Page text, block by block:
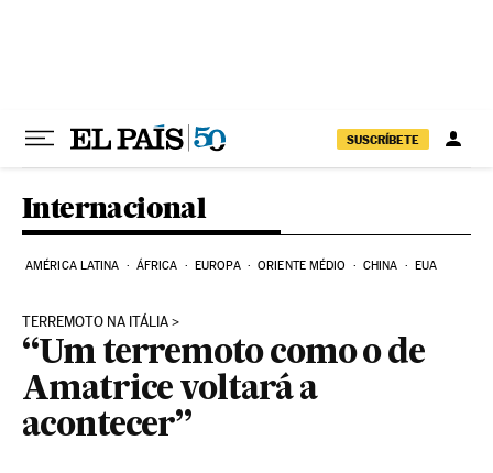
SUSCRÍBETE
Internacional
AMÉRICA LATINA ÁFRICA EUROPA ORIENTE MÉDIO CHINA EUA
TERREMOTO NA ITÁLIA
“Um terremoto como o de
Amatrice voltará a
acontecer”